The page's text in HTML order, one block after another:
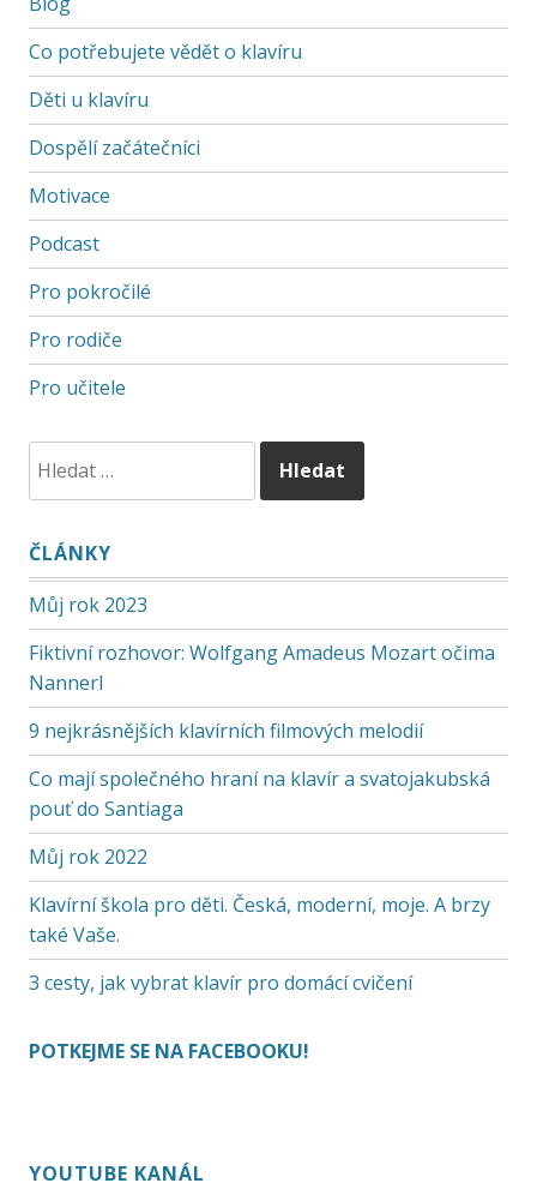
Co potřebujete vědět o klavíru
Děti u klavíru
Dospělí začátečníci
Motivace
Podcast
Pro pokročilé
Pro rodiče
Pro učitele
ČLÁNKY
Můj rok 2023
Fiktivní rozhovor: Wolfgang Amadeus Mozart očima
Nannerl
9 nejkrásnějších klavírních filmových melodií
Co mají společného hraní na klavír a svatojakubská
pouť do Santiaga
Můj rok 2022
Klavírní škola pro děti. Česká, moderní, moje. A brzy
také Vaše.
3 cesty, jak vybrat klavír pro domácí cvičení
POTKEJME SE NA FACEBOOKU!
YOUTUBE KANÁL